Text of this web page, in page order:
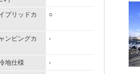
ブリッドカ
○
ンピングカ
-
地仕様 -